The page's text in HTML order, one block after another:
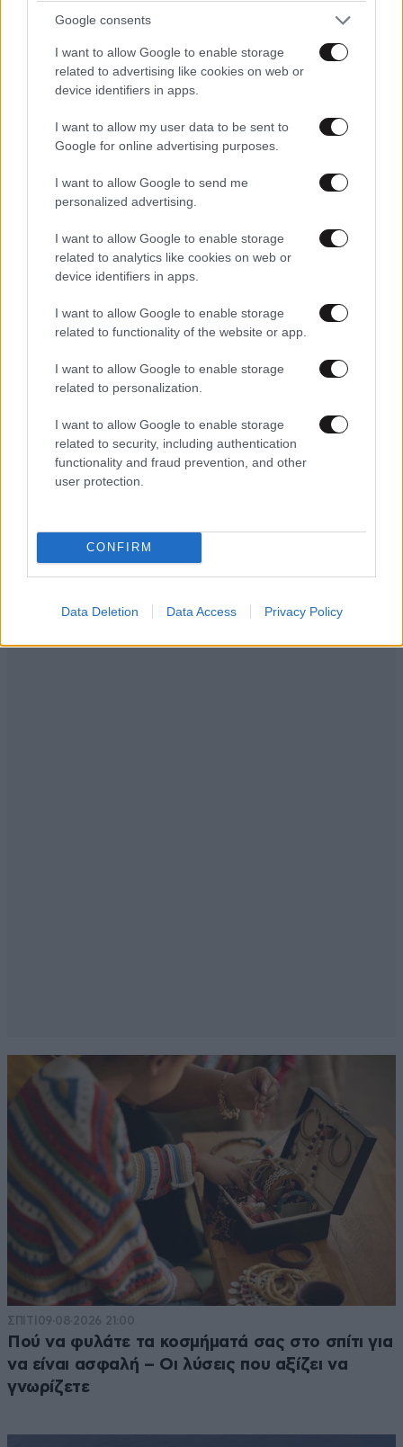
Google consents
I want to allow Google to enable storage
related to advertising like cookies on web or
device identifiers in apps.
I want to allow my user data to be sent to
Google for online advertising purposes.
I want to allow Google to send me
personalized advertising.
I want to allow Google to enable storage
related to analytics like cookies on web or
device identifiers in apps.
I want to allow Google to enable storage
related to functionality of the website or app.
I want to allow Google to enable storage
related to personalization.
I want to allow Google to enable storage
related to security, including authentication
functionality and fraud prevention, and other
user protection.
CONFIRM
Data Deletion Data Access Privacy Policy
TRENDING
ΕΛΛΑΔΑ10·08·2026 00:07
Σαν σήμερα 10 Αυγούστου: Η Ελλάδα αγγίζει
για λίγο το όνειρο «των δύο ηπείρων και των
πέντε θαλασσών»
ΣΠΙΤΙ 09·08·2026 21:00
Πού να φυλάτε τα κοσμήματά σας στο σπίτι για
να είναι ασφαλή – Οι λύσεις που αξίζει να
γνωρίζετε